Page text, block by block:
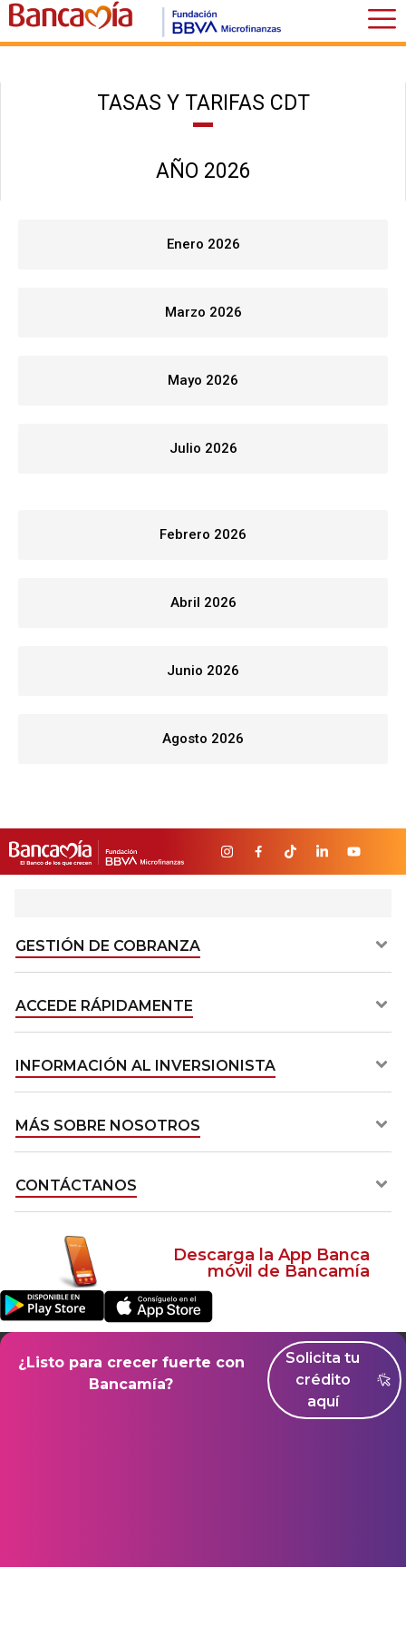
¿Listo para crecer fuerte con
Bancamía?
Solicita tu
crédito
aquí
TASAS Y TARIFAS CDT
AÑO 2026
Enero 2026
Marzo 2026
Mayo 2026
Julio 2026
Febrero 2026
Abril 2026
Junio 2026
Agosto 2026
GESTIÓN DE COBRANZA​
ACCEDE RÁPIDAMENTE​
INFORMACIÓN AL INVERSIONISTA​
MÁS SOBRE NOSOTROS​
CONTÁCTANOS​
Descarga la App Banca
móvil de Bancamía
Superintendencia Financiera de Colombia
Seguros de Depósito de Fogafín Mapa del sitio
© Copyright 2021 – Bancamía. Todos los derechos reservados.